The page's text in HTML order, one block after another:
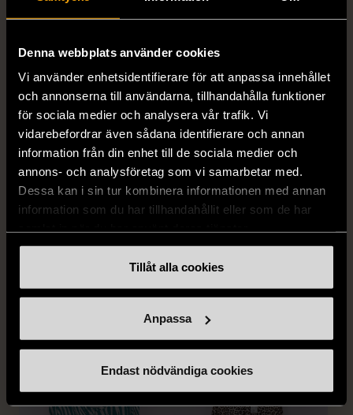
Denna webbplats använder cookies
Vi använder enhetsidentifierare för att anpassa innehållet
och annonserna till användarna, tillhandahålla funktioner
för sociala medier och analysera vår trafik. Vi
vidarebefordrar även sådana identifierare och annan
information från din enhet till de sociala medier och
annons- och analysföretag som vi samarbetar med.
Dessa kan i sin tur kombinera informationen med annan
information som du har tillhandahållit eller som de har
Tillåt alla cookies
Anpassa
Endast nödvändiga cookies
1/5
SNÖ OF SWEDEN
cirkelhänge
169 kr
1/5
DYRBERG/KERN
Halsband med
blomformat hänge
Mycket gott skick
249 kr